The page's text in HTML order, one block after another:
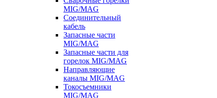
MIG/MAG
Соединительный
кабель
Запасные части
MIG/MAG
Запасные части для
горелок MIG/MAG
Направляющие
каналы MIG/MAG
Токосъемники
MIG/MAG